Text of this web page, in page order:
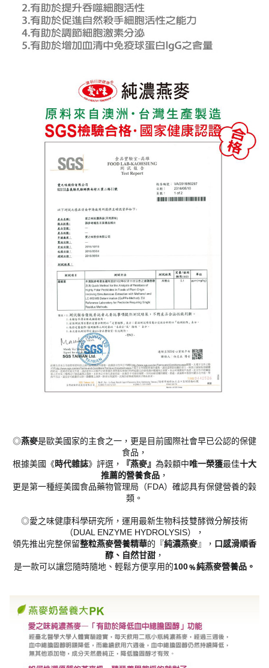
◎燕麥是歐美國家的主食之一，更是目前國際社會早已公認的保健
食品，
根據美國《時代雜誌》評選， 『燕麥』 為榖纇中唯一榮獲最佳十大
推薦的營養食品 ，
更是第一種經美國食品藥物管理局（FDA）確認具有保健營養的榖
類。
◎愛之味健康科學研究所，運用最新生物科技雙酵微分解技術
（DUAL ENZYME HYDROLYSIS），
領先推出完整保留整粒燕麥營養精華的『純濃燕麥』， 口感滑順香
醇、自然甘甜 ，
是一款可以讓您隨時隨地、輕鬆方便享用的100﹪純燕麥營養品。